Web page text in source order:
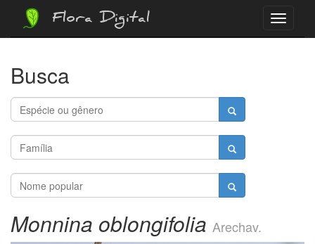
Menu
Flora Digital
Busca
Monnina oblongifolia Arechav.